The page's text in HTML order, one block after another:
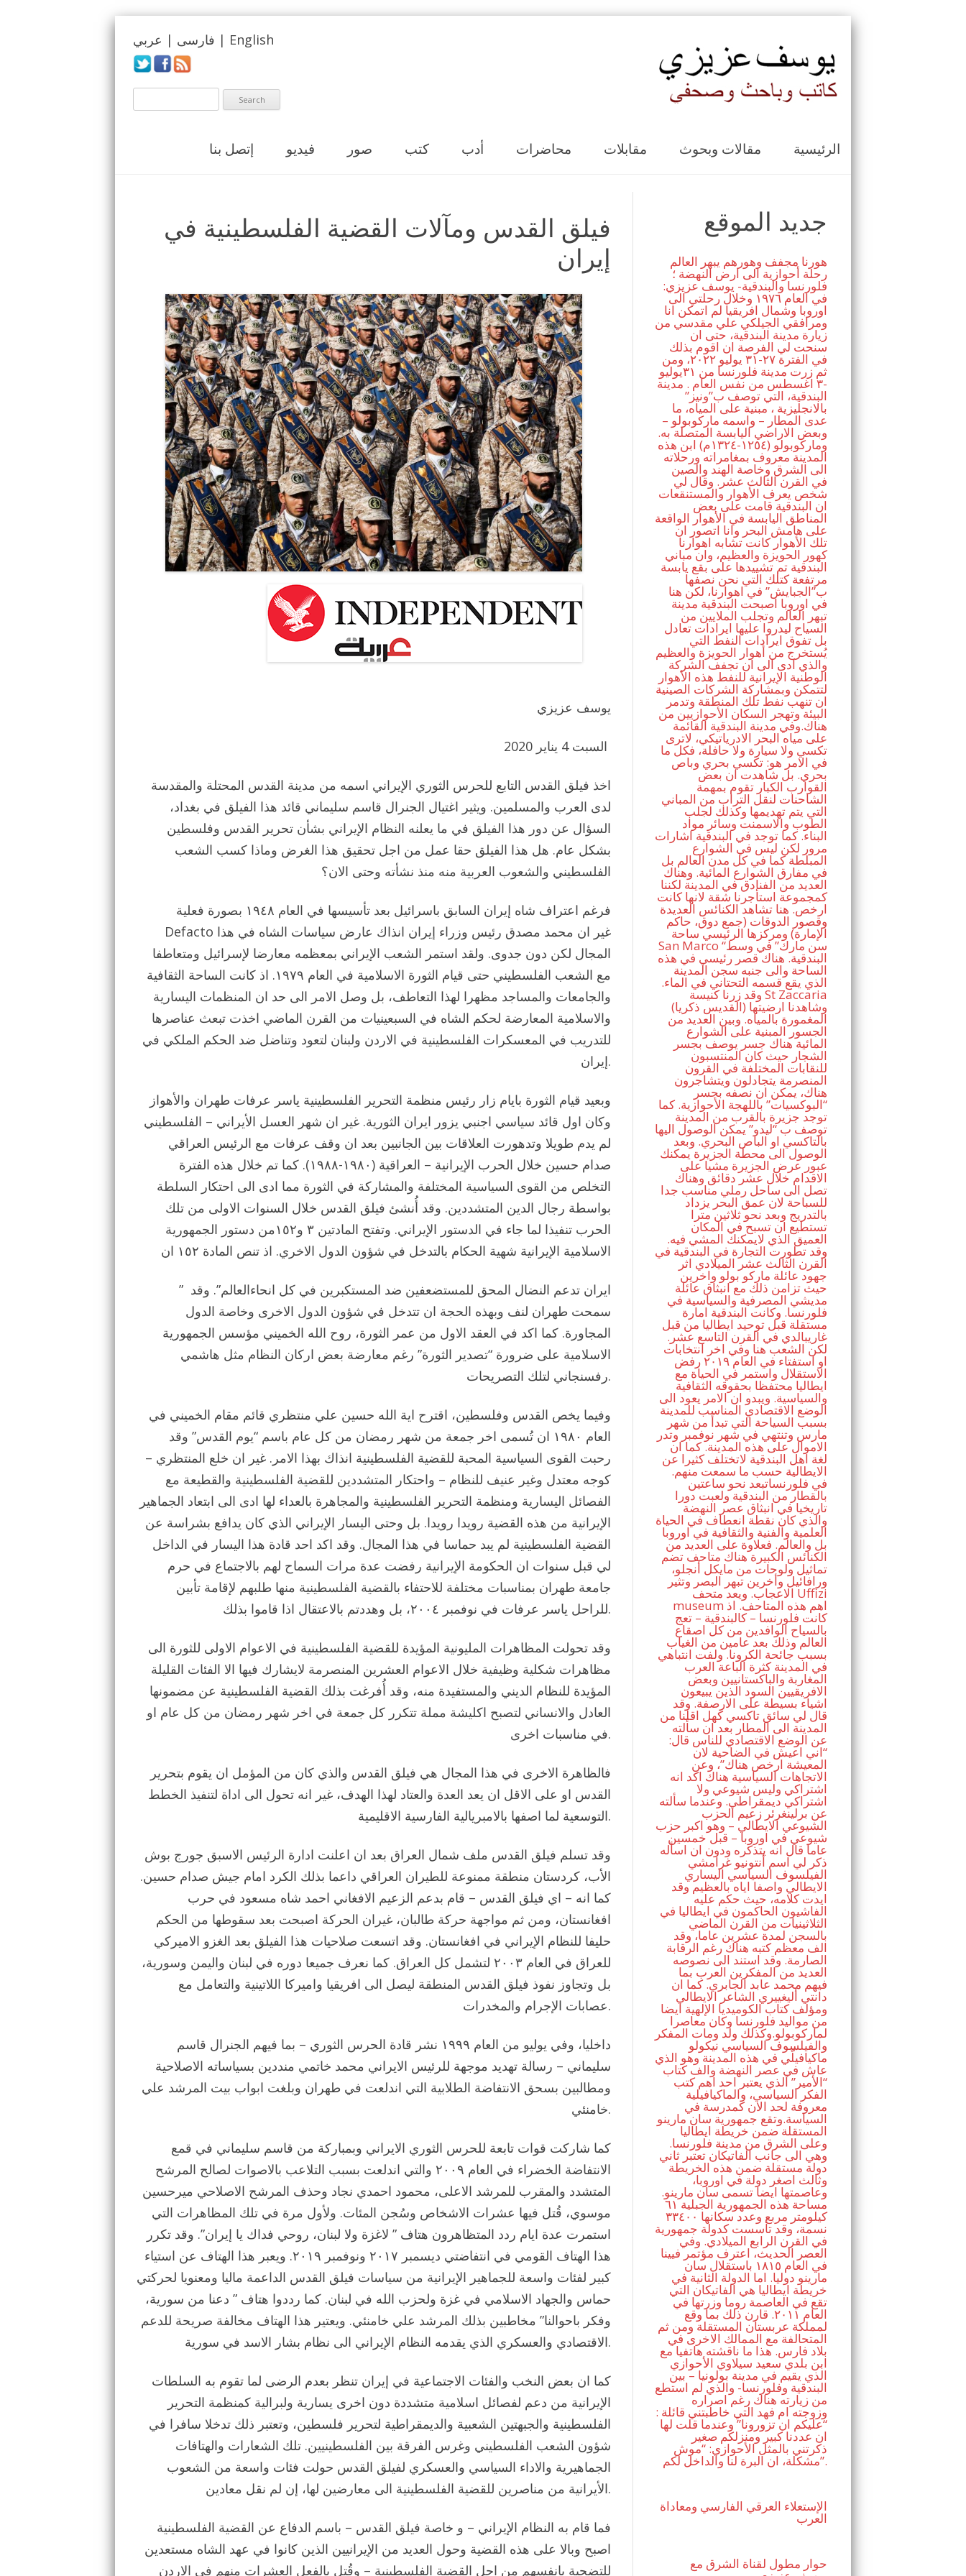
فارسی | عربي | English
إتصل بنا فيديو صور كتب أدب محاضرات مقابلات مقالات وبحوث الرئيسية
فيلق القدس ومآلات القضية الفلسطينية في
إيران
يوسف عزيزي
اخذ فيلق القدس التابع للحرس الثوري الإيراني اسمه من مدينة القدس المحتلة والمقدسة
لدى العرب والمسلمين. ويثير اغتيال الجنرال قاسم سليماني قائد هذا الفيلق في بغداد،
السؤال عن دور هذا الفيلق في ما يعلنه النظام الإيراني بشأن تحرير القدس وفلسطين
بشكل عام. هل هذا الفيلق حقا عمل من اجل تحقيق هذا الغرض وماذا كسب الشعب
الفلسطيني والشعوب العربية منه منذ نشأته وحتى الان؟
فرغم اعتراف شاه إيران السابق باسرائيل بعد تأسيسها في العام ١٩٤٨ بصورة فعلية
Defacto غير ان محمد مصدق رئيس وزراء إيران انذاك عارض سياسات الشاه في هذا
المجال لكن دون جدوى. ولقد استمر الشعب الإيراني بمعظمه معارضا لإسرائيل ومتعاطفا
مع الشعب الفلسطيني حتى قيام الثورة الاسلامية في العام ١٩٧٩. اذ كانت الساحة الثقافية
والجامعات والمساجد مظهرا لهذا التعاطف، بل وصل الامر الى حد ان المنظمات اليسارية
والاسلامية المعارضة لحكم الشاه في السبعينيات من القرن الماضي اخذت تبعث عناصرها
للتدريب في المعسكرات الفلسطينية في الاردن ولبنان لتعود وتناضل ضد الحكم الملكي في
إيران.
وبعيد قيام الثورة بايام زار رئيس منظمة التحرير الفلسطينية ياسر عرفات طهران والأهواز
وكان اول قائد سياسي اجنبي يزور ايران الثورية. غير ان شهر العسل الأيراني – الفلسطيني
لم يدم طويلا وتدهورت العلاقات بين الجانبين بعد ان وقف عرفات مع الرئيس العراقي
صدام حسين خلال الحرب الإيرانية – العراقية (١٩٨٠-١٩٨٨). كما تم خلال هذه الفترة
التخلص من القوى السياسية المختلفة والمشاركة في الثورة مما ادى الى احتكار السلطة
بواسطة رجال الدين المتشددين. وقد أُنشئ فيلق القدس خلال السنوات الاولى من تلك
الحرب تنفيذا لما جاء في الدستور الإيراني. وتفتح المادتين ٣ و١٥٢من دستور الجمهورية
الاسلامية الإيرانية شهية الحكام بالتدخل في شؤون الدول الاخري. اذ تنص المادة ١٥٢ ان
” ايران تدعم النضال المحق للمستضعفين ضد المستكبرين في كل انحاءالعالم”. وقد
سمحت طهران لنف وبهذه الحجة ان تتدخل في شؤون الدول الاخرى وخاصة الدول
المجاورة. كما اكد في العقد الاول من عمر الثورة، روح الله الخميني مؤسس الجمهورية
الاسلامية على ضرورة “تصدير الثورة” رغم معارضة بعض اركان النظام مثل هاشمي
رفسنجاني لتلك التصريحات.
وفيما يخص القدس وفلسطين، اقترح اية الله حسين علي منتظري قائم مقام الخميني في
العام ١٩٨٠ ان تُسمى اخر جمعة من شهر رمضان من كل عام باسم “يوم القدس” وقد
رحبت القوى السياسية المحبة للقضية الفلسطينية انذاك بهذا الامر. غير ان خلع المنتظري –
كوجه معتدل وغير عنيف للنظام – واحتكار المتشددين للقضية الفلسطينية والقطيعة مع
الفصائل اليسارية ومنظمة التحرير الفلسطينية والمجاهرة بالعداء لها ادى الى ابتعاد الجماهير
الإيرانية من هذه القضية رويدا رويدا. بل وحتى اليسار الإيراني الذي كان يدافع بشراسة عن
القضية الفلسطينية لم يبد حماسا في هذا المجال. وقد اكد احد قادة هذا اليسار في الداخل
لي قبل سنوات ان الحكومة الإيرانية رفضت عدة مرات السماح لهم بالاجتماع في حرم
جامعة طهران بمناسبات مختلفة للاحتفاء بالقضية الفلسطينية منها طلبهم لإقامة تأبين
للراحل ياسر عرفات في نوفمبر ٢٠٠٤، بل وهددتم بالاعتقال اذا قاموا بذلك.
وقد تحولت المظاهرات المليونية المؤيدة للقضية الفلسطينية في الاعوام الاولى للثورة الى
مظاهرات شكلية وظيفية خلال الاعوام العشرين المنصرمة لايشارك فيها الا الفئات القليلة
المؤيدة للنظام الديني والمستفيدة منه، وقد أُفرغت بذلك القضية الفلسطينية عن مضمونها
العادل والانساني لتصبح اكليشة مملة تتكرر كل جمعة في اخر شهر رمضان من كل عام او
في مناسبات اخرى.
فالظاهرة الاخرى في هذا المجال هي فيلق القدس والذي كان من المؤمل ان يقوم بتحرير
القدس او على الاقل ان يعد العدة والعتاد لهذا الهدف، غير انه تحول الى اداة لتنفيذ الخطط
التوسعية لما اصفها بالامبريالية الفارسية الاقليمية.
وقد تسلم فيلق القدس ملف شمال العراق بعد ان اعلنت ادارة الرئيس الاسبق جورج بوش
الأب، كردستان منطقة ممنوعة للطيران العراقي داعما بذلك الكرد امام جيش صدام حسين.
كما انه – اي فيلق القدس – قام بدعم الزعيم الافغاني احمد شاه مسعود في حرب
افغانستان، ومن ثم مواجهة حركة طالبان، غيران الحركة اصبحت بعد سقوطها من الحكم
حليفا للنظام الإيراني في افغانستان. وقد اتسعت صلاحيات هذا الفيلق بعد الغزو الاميركي
للعراق في العام ٢٠٠٣ لتشمل كل العراق. كما نعرف جميعا دوره في لبنان واليمن وسورية،
بل وتجاوز نفوذ فيلق القدس المنطقة ليصل الى افريقيا واميركا اللاتينية والتعامل مع
عصابات الإجرام والمخدرات.
داخليا، وفي يوليو من العام ١٩٩٩ نشر قادة الحرس الثوري – بما فيهم الجنرال قاسم
سليماني – رسالة تهديد موجهة للرئيس الايراني محمد خاتمي منددين بسياساته الاصلاحية
ومطالبين بسحق الانتفاضة الطلابية التي اندلعت في طهران وبلغت ابواب بيت المرشد علي
خامنئي.
كما شاركت قوات تابعة للحرس الثوري الايراني وبمباركة من قاسم سليماني في قمع
الانتفاضة الخضراء في العام ٢٠٠٩ والتي اندلعت بسبب التلاعب بالاصوات لصالح المرشح
المتشدد والمقرب للمرشد الاعلى، محمود احمدي نجاد وحذف المرشح الاصلاحي ميرحسين
موسوي، قُتل فيها عشرات الاشخاص وسُجن المئات. ولأول مرة في تلك المظاهرات التي
استمرت عدة ايام ردد المتظاهرون هتاف ” لاغزة ولا لبنان، روحي فداك يا إيران”. وقد تكرر
هذا الهتاف القومي في انتفاضتي ديسمبر ٢٠١٧ ونوفمبر ٢٠١٩. ويعبر هذا الهتاف عن استياء
كبير لفئات واسعة للجماهير الإيرانية من سياسات فيلق القدس الداعمة ماليا ومعنويا لحركتي
حماس والجهاد الاسلامي في غزة ولحزب الله في لبنان. كما رددوا هتاف ” دعنا من سورية،
وفكر باحوالنا” مخاطبين بذلك المرشد علي خامنئي. ويعتير هذا الهتاف مخالفة صريحة للدعم
الاقتصادي والعسكري الذي يقدمه النظام الإيراني الى نظام بشار الاسد في سورية.
كما ان بعض النخب والفئات الاجتماعية في إيران تنظر بعدم الرضى لما تقوم به السلطات
الإيرانية من دعم لفصائل اسلامية متشددة دون اخرى يسارية ولبرالية كمنظمة التحرير
الفلسطينية والجبهتين الشعبية والديمقراطية لتحرير فلسطين، وتعتبر ذلك تدخلا سافرا في
شؤون الشعب الفلسطيني وغرس الفرقة بين الفلسطينيين. تلك الشعارات والهتافات
الجماهيرية والاداء السياسي والعسكري لفيلق القدس حولت فئات واسعة من الشعوب
الأيرانية من مناصرين للقضية الفلسطينية الى معارضين لها، إن لم نقل معادين.
فما قام به النظام الإيراني – و خاصة فيلق القدس – باسم الدفاع عن القضية الفلسطينية
اصبح وبالا على هذه القضية وحول العديد من الإيرانيين الذين كانوا في عهد الشاه مستعدين
للتضحية بانفسهم من اجل القضية الفلسطينية – وقُتل بالفعل العشرات منهم في الاردن
جديد الموقع
هورنا مجفف وهورهم يبهر العالم
رحلة أحوازية الى ارض النهضة ؛
فلورنسا والبندقية- يوسف عزيزي:
في العام ١٩٧٦ وخلال رحلتي الى
اوروبا وشمال افريقيا لم اتمكن انا
ومرافقي الجيلكي علي مقدسي من
زيارة مدينة البندقية، حتى ان
سنحت لي الفرصة ان اقوم بذلك
في الفترة ٢٧-٣١ يوليو ٢٠٢٢، ومن
ثم زرت مدينة فلورنسا من ٣١يوليو
-٣ اغسطس من نفس العام . مدينة
البندقية، التي توصف ب”ونيز”
بالانجليزية ، مبنية على المياه، ما
عدى المطار – واسمه ماركوبولو –
وبعض الاراضي اليابسة المتصلة به.
وماركوبولو (١٢٥٤-١٣٢٤م) ابن هذه
المدينة معروف بمغامراته ورحلاته
الى الشرق وخاصة الهند والصين
في القرن الثالث عشر. وقال لي
شخص يعرف الأهوار والمستنقعات
ان البندقية قامت على بعض
المناطق اليابسة في الأهوار الواقعة
على هامش البحر وانا اتصور ان
تلك الأهوار كانت تشابه اهوارنا
كهور الحويزة والعظيم، وان مباني
البندقية تم تشييدها على بقع يابسة
مرتفعة كتلك التي نحن نصفها
ب”الجبايش” في اهوارنا، لكن هنا
في اوروبا اصبحت البندقية مدينة
تبهر العالم وتجلب الملايين من
السياح ليدروا عليها ايرادات تعادل
بل تفوق ايرادات النفط التي
يُستخرج من أهوار الحويزة والعظيم
والذي ادى الى ان تجفف الشركة
الوطنية الإيرانية للنفط هذه الأهوار
لتتمكن وبمشاركة الشركات الصينية
ان تنهب نفط تلك المنطقة وتدمر
البيئة وتهجر السكان الأحوازيين من
هناك.وفي مدينة البندقية القائمة
على مياه البحر الادرياتيكي، لاترى
تكسي ولا سيارة ولا حافلة، فكل ما
في الامر هو: تكسي بحري وباص
بحري. بل شاهدت ان بعض
القوارب الكبار تقوم بمهمة
الشاحنات لنقل التراب من المباني
التي يتم تهديمها وكذلك لجلب
الطوب والاسمنت وسائر مواد
البناء. كما توجد في البندقية اشارات
مرور لكن ليس في الشوارع
المبلطة كما في كل مدن العالم بل
في مفارق الشوارع المائية. وهناك
العديد من الفنادق في المدينة لكننا
كمجموعة استأجرنا شقة لانها كانت
ارخص. هنا تشاهد الكنائس العديدة
وقصور الدوقات (جمع دوق، حاكم
الإمارة) ومركزها الرئيسي ساحة
San Marco “سن مارك” في وسط
البندقية. هناك قصر رئيسي في هذه
الساحة والى جنبه سجن المدينة
الذي يقع قسمه التحتاني في الماء.
وقد زرنا كنيسة St Zaccaria
(القديس ذكريا) وشاهدنا ارضيتها
المغمورة بالمياه. وبين العديد من
الجسور المبنية على الشوارع
المائية هناك جسر يوصف بجسر
الشجار حيث كان المنتسبون
للنقابات المختلفة في القرون
المنصرمة يتجادلون ويتشاجرون
هناك، يمكن ان نصفه بجسر
“البوكسيات” باللهجة الأحوازية. كما
توجد جزيرة بالقرب من المدينة
توصف ب “ليدو” يمكن الوصول اليها
بالتاكسي او الباص البحري. وبعد
الوصول الى محطة الجزيرة يمكنك
عبور عرض الجزيرة مشيا على
الاقدام خلال عشر دقائق وهناك
تصل الى ساحل رملي مناسب جدا
للسباحة لان عمق البحر يزداد
بالتدريج وبعد نحو ثلاثين مترا
تستطيع ان تسبح في المكان
العميق الذي لايمكنك المشي فيه.
وقد تطورت التجارة في البندقية في
القرن الثالث عشر الميلادي اثر
جهود عائلة ماركو بولو واخرين
حيث تزامن ذلك مع انبثاق عائلة
مديشي المصرفية والسياسية في
فلورنسا. وكانت البندقية امارة
مستقلة قبل توحيد ايطاليا من قبل
غاريبالدي في القرن التاسع عشر.
لكن الشعب هنا وفي اخر انتخابات
او استفتاء في العام ٢٠١٩ رفض
الاستقلال واستمر في الحياة مع
ايطاليا محتفظا بحقوقه الثقافية
والسياسية. ويبدو ان الامر يعود الى
الوضع الاقتصادي المناسب للمدينة
بسبب السياحة التي تبدأ من شهر
مارس وتنتهي في شهر نوفمبر وتدر
الاموال على هذه المدينة. كما ان
لغة اهل البندقية لاتختلف كثيرا عن
الايطالية حسب ما سمعت منهم.
في فلورنساتبعد نحو ساعتين
بالقطار من البندقية ولعبت دورا
تاريخيا في انبثاق عصر النهضة
والذي كان نقطة انعطاف في الحياة
العلمية والفنية والثقافية في اوروبا
بل والعالم. فعلاوة على العديد من
الكنائس الكبيرة هناك متاحف تضم
تماثيل ولوحات من مايكل أنجلو،
ورافائيل وأخرين تبهر البصر وتثير
الاعجاب. ويعد متحف Uffizi
museum اهم هذه المتاحف. اذ
كانت فلورنسا – كالبندقية – تعج
بالسياح الوافدين من كل اصقاع
العالم وذلك بعد عامين من الغياب
بسبب جائحة الكرونا. ولفت انتباهي
في المدينة كثرة الباعة العرب
المغاربة والباكستانيين وبعض
الافريقيين السود الذين يبيعون
اشياء بسيطة على الارصفة. وقد
قال لي سائق تاكسي كهل اقلنا من
المدينة الى المطار بعد ان سألته
عن الوضع الاقتصادي للناس قال:
“اني اعيش في الضاحية لان
المعيشة ارخص هناك”، وعن
الاتجاهات السياسية هناك اكد انه
اشتراكي وليس شيوعي ولا
اشتراكي ديمقراطي. وعندما سألته
عن برلينغرئر زعيم الحزب
الشيوعي الايطالي – وهو اكبر حزب
شيوعي في اوروبا – قبل خمسين
عاما قال انه يتذكره ودون ان اسأله
ذكر لي اسم أنتونيو غرامشي
الفيلسوف السياسي اليساري
الايطالي واصفا اياه بالعظيم وقد
ايدت كلامه، حيث حكم عليه
الفاشيون الحاكمون في ايطاليا في
الثلاثينيات من القرن الماضي
بالسجن لمدة عشرين عاما، وقد
الف معظم كتبه هناك رغم الرقابة
الصارمة. وقد استند الى نصوصه
العديد من المفكرين العرب بما
فيهم محمد عابد الجابري. كما ان
دانتي أليغييري الشاعر الايطالي
ومؤلف كتاب الكوميديا الإلهية ايضا
من مواليد فلورنسا وكان معاصرا
لماركوبولو.وكذلك ولد ومات المفكر
والفيلسوف السياسي نيكولو
ماكيافيلّي في هذه المدينة وهو الذي
عاش في عصر النهضة والف كتاب
“الأمير” الذي يعتبر احد اهم كتب
الفكر السياسي، والماكيافيلية
معروفة لحد الان كمدرسة في
السياسة.وتقع جمهورية سان مارينو
المستقلة ضمن خريطة ايطاليا
وعلى الشرق من مدينة فلورنسا.
وهي الى جانب الفاتيكان تعتبر ثاني
دولة مستقلة ضمن هذه الخريطة
وثالث اصغر دولة في اوروبا،
وعاصمتها ايضا تسمى سان مارينو.
مساحة هذه الجمهورية الجبلية ٦١
كيلومتر مربع وعدد سكانها ٣٣٤٠٠
نسمة، وقد تأسست كدولة جمهورية
في القرن الرابع الميلادي. وفي
العصر الحديث، اعترف مؤتمر فيينا
في العام ١٨١٥ باستقلال سان
مارينو دوليا. اما الدولة الثانية في
خريطة ايطاليا هي الفاتيكان التي
تقع في العاصمة روما وزرتها في
العام ٢٠١١. قارن ذلك بما وقع
لمملكة عربستان المستقلة ومن ثم
المتحالفة مع الممالك الاخرى في
بلاد فارس. هذا ما ناقشته هاتفيا مع
ابن بلدي سعيد سيلاوي الأحوازي
الذي يقيم في مدينة بولونيا – بين
البندقية وفلورنسا- والذي لم استطع
من زيارته هناك رغم اصراره
وزوجته ام فهد التي خاطبتني قائلة :
“عليكم ان تزورونا” وعندما قلت لها
ان عددنا كبير ومنزلكم صغير
ذكرتني بالمثل الأحوازي: “موش
مشكلة، ان البرة لنا والداخل لكم”.
الإستعلاء العرقي الفارسي ومعاداة
العرب
حوار مطول لقناة الشرق مع